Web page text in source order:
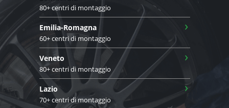
80+ centri di montaggio
Emilia-Romagna
60+ centri di montaggio
›
Veneto
80+ centri di montaggio
›
Lazio
70+ centri di montaggio
›